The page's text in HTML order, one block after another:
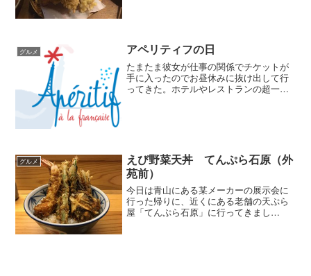
グルメ アペリティフの日
たまたま彼女が仕事の関係でチケットが
手に入ったのでお昼休みに抜け出して行
ってきた。ホテルやレストランの超一流
グルメ
えび野菜天丼 てんぷら石原（外
苑前）
今日は青山にある某メーカーの展示会に
行った帰りに、近くにある老舗の天ぷら
屋「てんぷら石原」に行ってきまし